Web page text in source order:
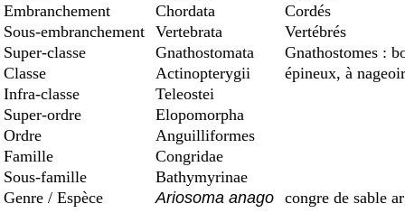
Embranchement
Chordata
Cordés
Sous-embranchement Vertebrata
Vertébrés
Super-classe
Gnathostomata
Gnathostomes :
Classe
Actinopterygii
épineux, à
Infra-classe
Teleostei
Super-ordre
Elopomorpha
Ordre
Anguilliformes
Famille
Congridae
Sous-famille
Bathymyrinae
Genre / Espèce
Ariosoma anago congre de sable